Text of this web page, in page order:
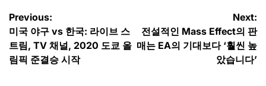
글
탐
색
Previous:
미국 야구 vs 한국: 라이브 스
트림, TV 채널, 2020 도쿄 올
림픽 준결승 시작
Next:
전설적인 Mass Effect의 판
매는 EA의 기대보다 ‘훨씬 높
았습니다’